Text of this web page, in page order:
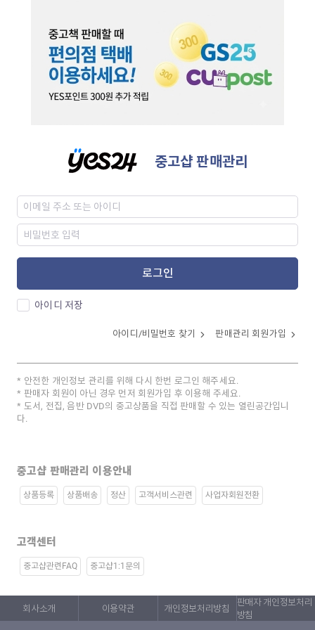
중고샵 판매관리
로그인
아이디 저장
아이디/비밀번호 찾기 판매관리 회원가입
안전한 개인정보 관리를 위해 다시 한번 로그인 해주세요.
판매자 회원이 아닌 경우 먼저 회원가입 후 이용해 주세요.
도서, 전집, 음반 DVD의 중고상품을 직접 판매할 수 있는 열린공간입니
다.
중고샵 판매관리 이용안내
상품등록 상품배송 정산 고객서비스관련 사업자회원전환
고객센터
중고샵관련FAQ 중고샵1:1문의
회사소개 이용약관 개인정보처리방침
판매자 개인정보처리
방침